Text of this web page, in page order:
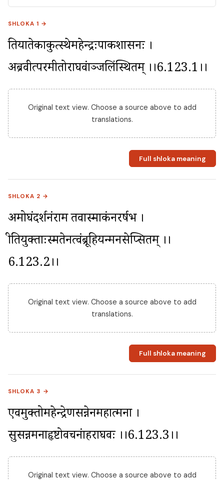
SHLOKA 1 →
प्रतिप्रयातेकाकुत्स्थेमहेन्द्रःपाकशासनः ।
अब्रवीत्परमप्रीतोराघवंप्राञ्जलिंस्थितम् ।।6.123.1।।
Original text view. Choose a source above to add
translations.
Full shloka meaning
SHLOKA 2 →
अमोघंदर्शनंराम तवास्माकंनरर्षभ ।
प्रीतियुक्ताःस्मतेनत्वंब्रूहियन्मनसेप्सितम् ।।
6.123.2।।
Original text view. Choose a source above to add
translations.
Full shloka meaning
SHLOKA 3 →
एवमुक्तोमहेन्द्रेणप्रसन्नेनमहात्मना ।
सुप्रसन्नमनाहृष्टोवचनंप्राहराघवः ।।6.123.3।।
Original text view. Choose a source above to add